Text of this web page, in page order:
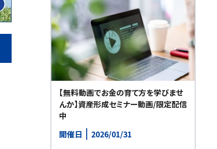
【無料動画でお金の育て方を学びませ
んか】資産形成セミナー動画/限定配信
中
開催日
2026/01/31